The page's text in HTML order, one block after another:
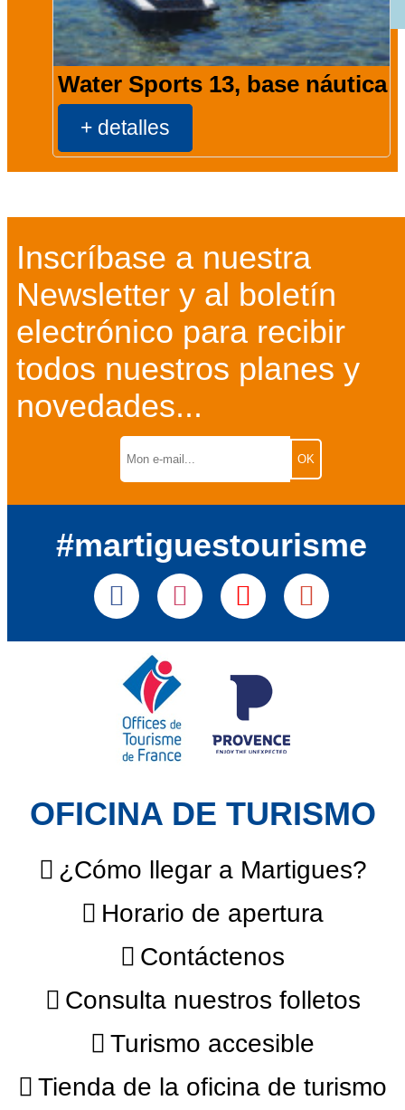
Water Sports 13, base náutica
+ detalles
Inscríbase a nuestra
Newsletter y al boletín
electrónico para recibir
todos nuestros planes y
novedades...
#martiguestourisme
OFICINA DE TURISMO
¿Cómo llegar a Martigues?
Horario de apertura
Contáctenos
Consulta nuestros folletos
Turismo accesible
Tienda de la oficina de turismo